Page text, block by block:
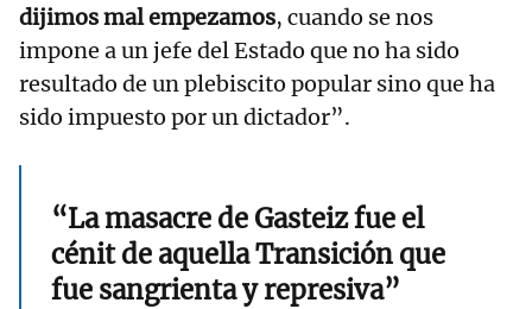
dijimos mal empezamos, cuando se nos
impone a un jefe del Estado que no ha sido
resultado de un plebiscito popular sino que ha
sido impuesto por un dictador”.
“La masacre de Gasteiz fue el
cénit de aquella Transición que
fue sangrienta y represiva”